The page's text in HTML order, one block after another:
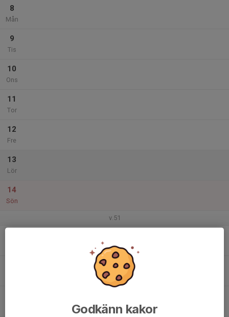
8
Mån
9
Tis
10
Ons
11
Tor
12
Fre
13
Lör
14
Sön
v.51
Godkänn kakor